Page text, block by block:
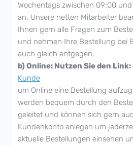
Wochentags zwischen 09:00 und
an. Unsere netten Mitarbeiter
Ihnen gern alle Fragen zum
und nehmen Ihre Bestellung bei
auch gleich entgegen.
b) Online: Nutzen Sie den Link:
Kunde
um Online eine Bestellung
werden bequem durch den
geleitet und können sich gern
Kundenkonto anlegen um
aktuelle Bestellungen einsehen